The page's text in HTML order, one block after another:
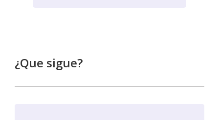
¿Que sigue?